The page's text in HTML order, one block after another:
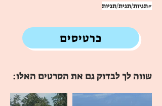
#תגיות/תגית/תגיות
כרטיסים
שווה לך לבדוק גם את הסרטים האלו: